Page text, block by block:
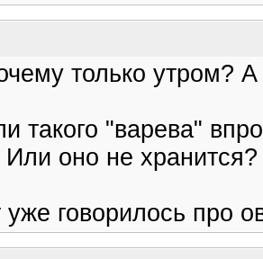
только утром?
такого "варева"
оно не хранится?
уже говорилось про